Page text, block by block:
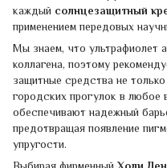
каждый солнцезащитный
применением передовых
Мы знаем, что ультрафиолет
коллагена, поэтому
защитные средства не
городских прогулок в любое
обеспечивают надежный
предотвращая появление
упругости.